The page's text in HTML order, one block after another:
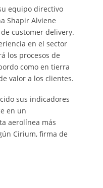
equipo directivo
Shapir Alviene
customer delivery.
en el sector
los procesos de
como en tierra
valor a los clientes.
sus indicadores
en un
aerolínea más
Cirium, firma de